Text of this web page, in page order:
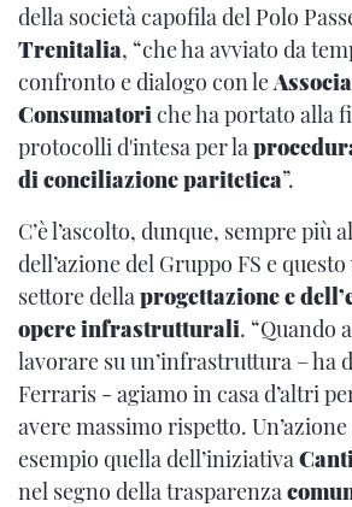
della società capofila del Polo
Trenitalia, “che ha avviato da
confronto e dialogo con le
Consumatori che ha portato alla
protocolli d'intesa per la
di conciliazione paritetica”.
C’è l’ascolto, dunque, sempre più
dell’azione del Gruppo FS e
settore della progettazione e
opere infrastrutturali. “Quando
lavorare su un’infrastruttura – ha
Ferraris - agiamo in casa d’altri
avere massimo rispetto.
esempio quella dell’iniziativa
nel segno della trasparenza